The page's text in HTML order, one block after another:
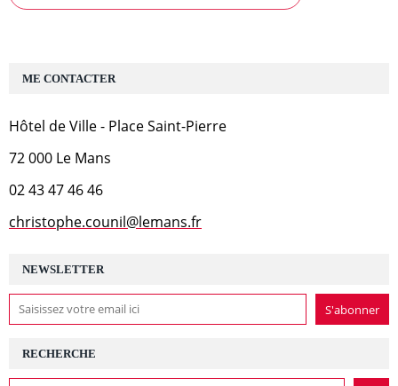
NEWSLETTER
RECHERCHE
ME CONTACTER
Hôtel de Ville - Place Saint-Pierre
72 000 Le Mans
02 43 47 46 46
christophe.counil@lemans.fr